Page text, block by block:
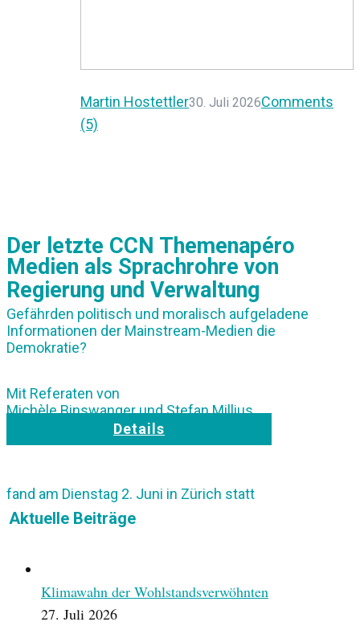
Martin Hostettler30. Juli 2026Comments
(5)
Der letzte CCN Themenapéro
fand am Dienstag 2. Juni in Zürich statt
Medien als Sprachrohre von
Regierung und Verwaltung
Gefährden politisch und moralisch aufgeladene
Informationen der Mainstream-Medien die
Demokratie?
Mit Referaten von
Michèle ​Binswanger und Stefan Millius
Details
Aktuelle Beiträge
Klimawahn der Wohlstandsverwöhnten
27. Juli 2026